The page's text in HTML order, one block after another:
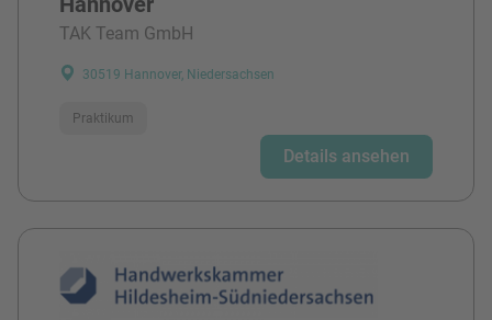
TAK Team GmbH
30519 Hannover, Niedersachsen
Praktikum
Details ansehen